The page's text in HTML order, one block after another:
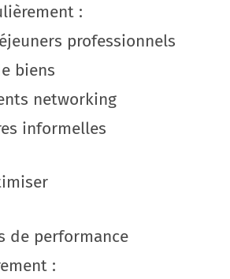
:
professionnels
biens
networking
informelles
de performance
: